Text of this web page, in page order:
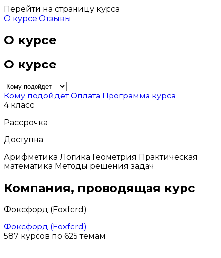
Перейти на страницу курса
О курсе Отзывы
О курсе
О курсе
Кому подойдет Оплата Программа курса
4 класс
Рассрочка
Доступна
Арифметика Логика Геометрия Практическая
математика Методы решения задач
Компания, проводящая курс
Фоксфорд (Foxford)
Фоксфорд (Foxford)
587 курсов по 625 темам